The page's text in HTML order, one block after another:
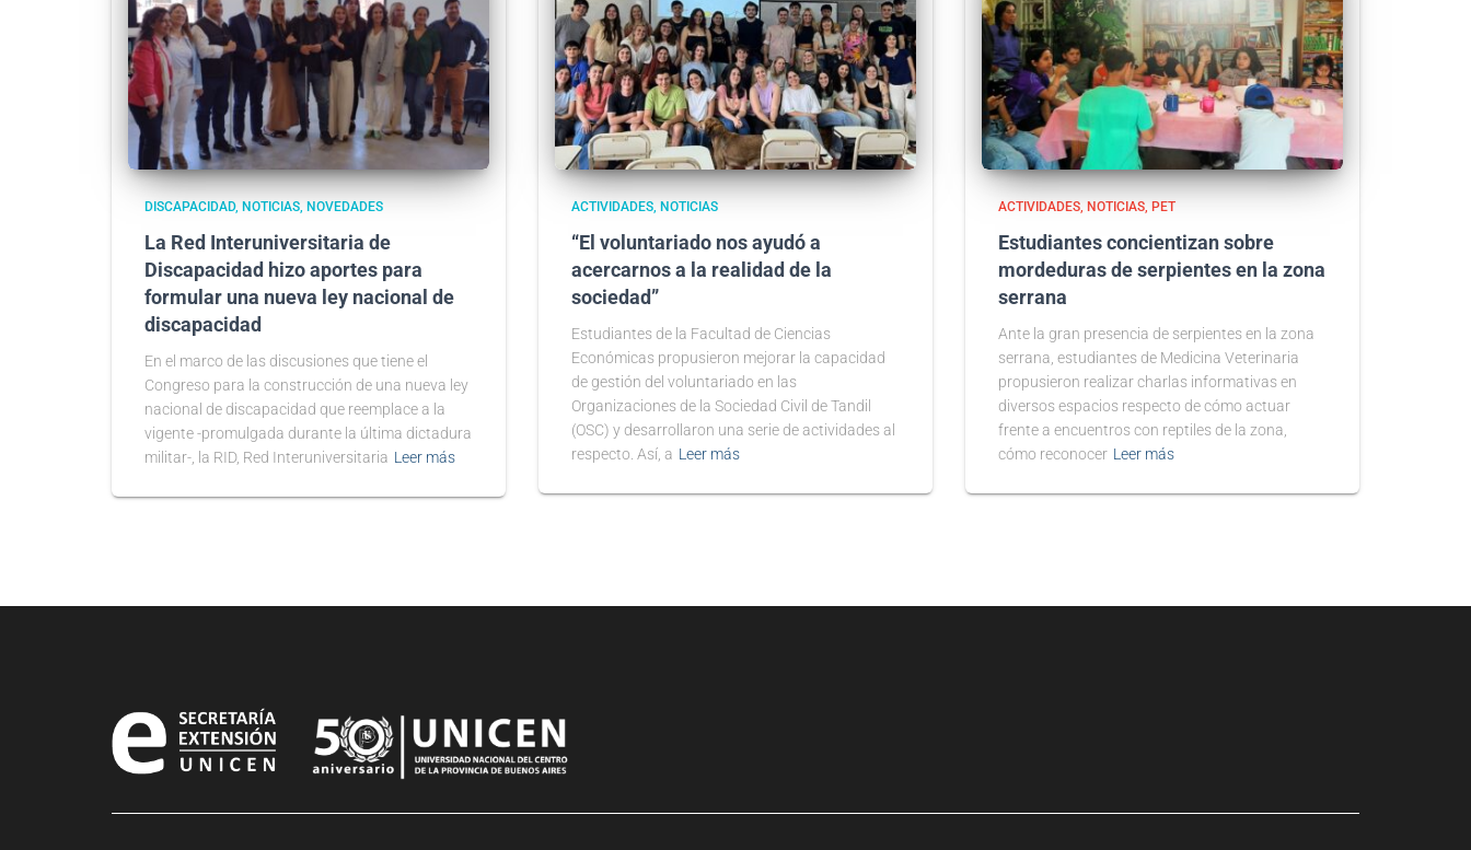
DISCAPACIDAD NOTICIAS NOVEDADES
La Red Interuniversitaria de
Discapacidad hizo aportes para
formular una nueva ley nacional de
discapacidad
En el marco de las discusiones que tiene el
Congreso para la construcción de una nueva ley
nacional de discapacidad que reemplace a la
vigente -promulgada durante la última dictadura
militar-, la RID, Red Interuniversitaria Leer más
ACTIVIDADES NOTICIAS
“El voluntariado nos ayudó a
acercarnos a la realidad de la
sociedad”
Estudiantes de la Facultad de Ciencias
Económicas propusieron mejorar la capacidad
de gestión del voluntariado en las
Organizaciones de la Sociedad Civil de Tandil
(OSC) y desarrollaron una serie de actividades al
respecto. Así, a Leer más
ACTIVIDADES NOTICIAS PET
Estudiantes concientizan sobre
mordeduras de serpientes en la zona
serrana
Ante la gran presencia de serpientes en la zona
serrana, estudiantes de Medicina Veterinaria
propusieron realizar charlas informativas en
diversos espacios respecto de cómo actuar
frente a encuentros con reptiles de la zona,
cómo reconocer Leer más